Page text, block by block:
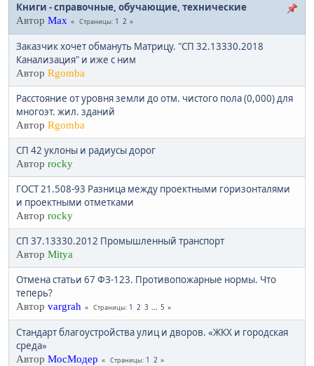
Книги - справочные, обучающие, технические
Автор Max Страницы 1 2
Заказчик хочет обмануть Матрицу. "СП 32.13330.2018
Канализация" и иже с ним
Автор Rgomba
Расстояние от уровня земли до отм. чистого пола (0,000) для
многоэт. жил. зданий
Автор Rgomba
СП 42 уклоны и радиусы дорог
Автор rocky
ГОСТ 21.508-93 Разница между проектными горизонталями
и проектными отметками
Автор rocky
СП 37.13330.2012 Промышленный транспорт
Автор Mitya
Отмена статьи 67 ФЗ-123. Противопожарные нормы. Что
теперь?
Автор vargrah Страницы 1 2 3 ... 5
Стандарт благоустройства улиц и дворов. «ЖКХ и городская
среда»
Автор МосМодер Страницы 1 2